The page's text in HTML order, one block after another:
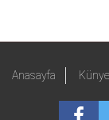
Anasayfa Künye